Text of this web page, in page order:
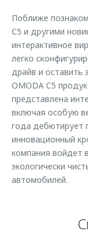
Поближе
C5 и другими
интерактивное
легко
драйв и оставить
OMODA C5
представлена
включая особую
года дебютирует
инновационный
компания войдет
экологически
автомобилей.